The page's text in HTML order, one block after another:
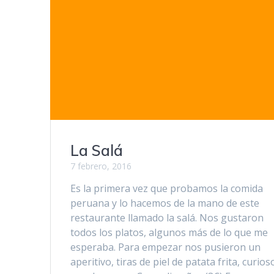
La Salá
7 febrero, 2016
Es la primera vez que probamos la comida
peruana y lo hacemos de la mano de este
restaurante llamado la salá. Nos gustaron
todos los platos, algunos más de lo que me
esperaba. Para empezar nos pusieron un
aperitivo, tiras de piel de patata frita,